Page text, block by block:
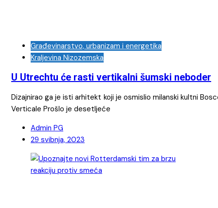
Građevinarstvo, urbanizam i energetika
Kraljevina Nizozemska
U Utrechtu će rasti vertikalni šumski neboder
Dizajnirao ga je isti arhitekt koji je osmislio milanski kultni
Verticale Prošlo je desetljeće
Admin PG
29 svibnja, 2023